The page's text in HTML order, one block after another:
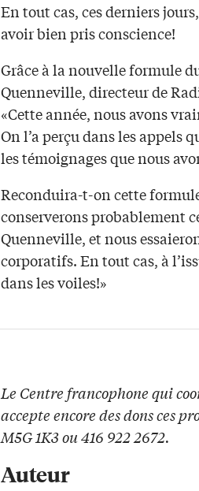
En tout cas, ces derniers
avoir bien pris conscience!
Grâce à la nouvelle formule
Quenneville, directeur de
«Cette année, nous avons
On l’a perçu dans les appels
les témoignages que nous
Reconduira-t-on cette
conserverons probablement
Quenneville, et nous
corporatifs. En tout cas, à
dans les voiles!»
Le Centre francophone qui
accepte encore des dons ces
M5G 1K3 ou 416 922 2672.
Auteur